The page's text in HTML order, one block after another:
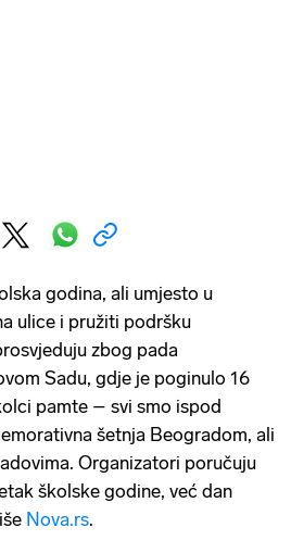
godina, ali umjesto u
ulice i pružiti podršku
zbog pada
Sadu, gdje je poginulo 16
pamte – svi smo ispod
šetnja Beogradom, ali
Organizatori poručuju
školske godine, već dan
Nova.rs.